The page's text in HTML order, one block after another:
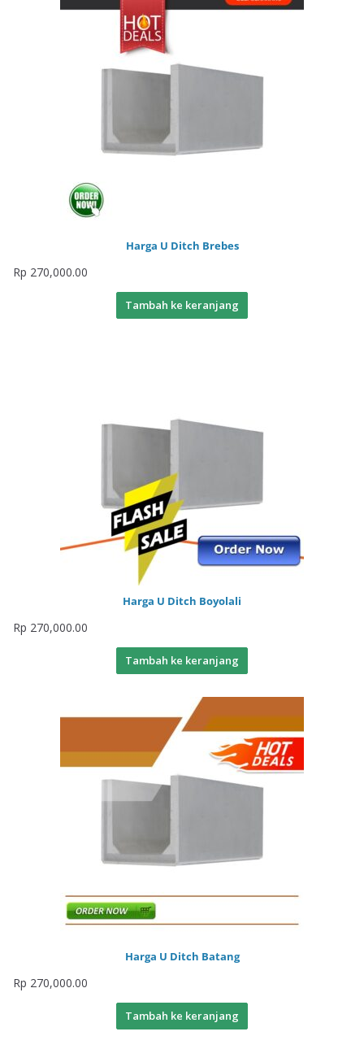
Harga U Ditch Brebes
Rp 270,000.00
Tambah ke keranjang
Harga U Ditch Boyolali
Rp 270,000.00
Tambah ke keranjang
Harga U Ditch Batang
Rp 270,000.00
Tambah ke keranjang